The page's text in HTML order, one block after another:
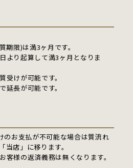
期限)は満3ヶ月です。
より起算して満3ヶ月となりま
受けが可能です。
長が可能です。
のお支払が不可能な場合は質流れ
当店」に移ります。
客様の返済義務は無くなります。